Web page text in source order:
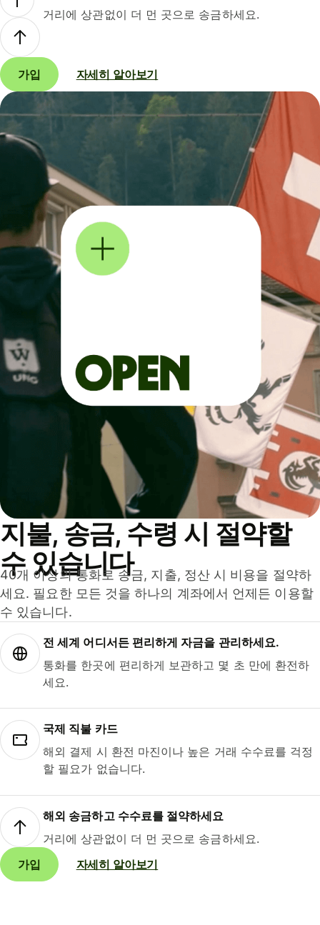
거리에 상관없이 더 먼 곳으로 송금하세요.
가입 자세히 알아보기
지불, 송금, 수령 시 절약할
수 있습니다
40개 이상의 통화로 송금, 지출, 정산 시 비용을 절약하
세요. 필요한 모든 것을 하나의 계좌에서 언제든 이용할
수 있습니다.
전 세계 어디서든 편리하게 자금을 관리하세요.
통화를 한곳에 편리하게 보관하고 몇 초 만에 환전하
세요.
국제 직불 카드
해외 결제 시 환전 마진이나 높은 거래 수수료를 걱정
할 필요가 없습니다.
해외 송금하고 수수료를 절약하세요
거리에 상관없이 더 먼 곳으로 송금하세요.
가입
자세히 알아보기